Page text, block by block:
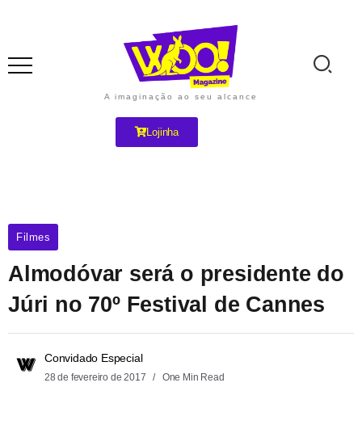
A imaginação ao seu alcance
Lojinha
Filmes
Almodóvar será o presidente do
Júri no 70º Festival de Cannes
Convidado Especial
28 de fevereiro de 2017 One Min Read